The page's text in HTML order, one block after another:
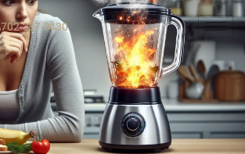
702-337-3430